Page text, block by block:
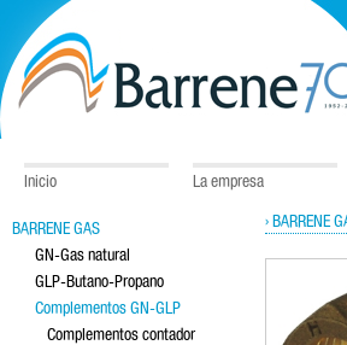
Inicio La empresa
BARRENE GAS
GN-Gas natural
GLP-Butano-Propano
Complementos GN-GLP
Complementos contador
› BARRENE